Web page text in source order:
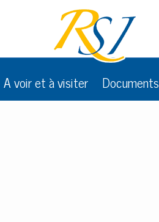
A voir et à visiter Documents